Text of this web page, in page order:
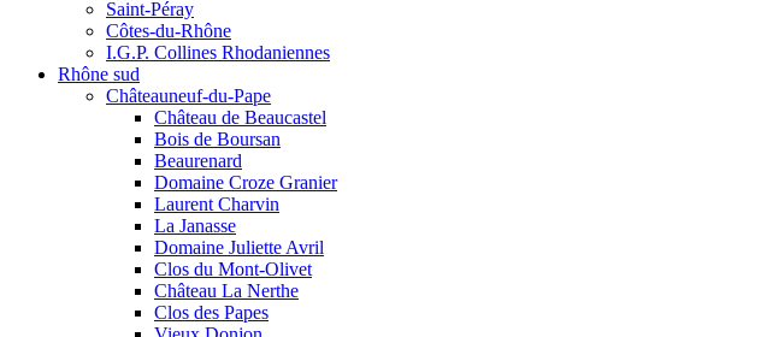
Saint-Péray
Côtes-du-Rhône
I.G.P. Collines Rhodaniennes
Rhône sud
Châteauneuf-du-Pape
Château de Beaucastel
Bois de Boursan
Beaurenard
Domaine Croze Granier
Laurent Charvin
La Janasse
Domaine Juliette Avril
Clos du Mont-Olivet
Château La Nerthe
Clos des Papes